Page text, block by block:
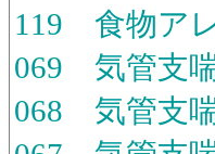
119 食物ア
069 気管支
068 気管支